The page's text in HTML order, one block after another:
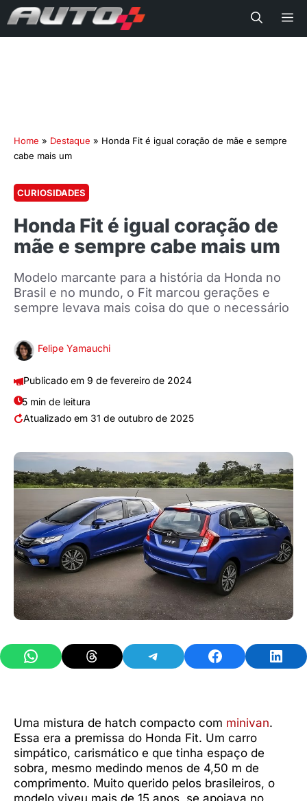
Home » Destaque » Honda Fit é igual coração de mãe e sempre
cabe mais um
CURIOSIDADES
Honda Fit é igual coração de
mãe e sempre cabe mais um
Modelo marcante para a história da Honda no
Brasil e no mundo, o Fit marcou gerações e
sempre levava mais coisa do que o necessário
Felipe Yamauchi
9 de fevereiro de 2024
5 min de leitura
31 de outubro de 2025
Share on WhatsAppShare on ThreadsShare on TelegramShare on Facebook
Uma mistura de hatch compacto com minivan.
Essa era a premissa do Honda Fit. Um carro
simpático, carismático e que tinha espaço de
sobra, mesmo medindo menos de 4,50 m de
comprimento. Muito querido pelos brasileiros, o
modelo viveu mais de 15 anos, se apoiava no